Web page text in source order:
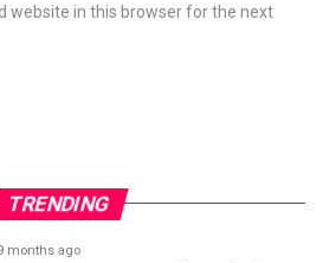
website in this browser for the next
TRENDING
months ago